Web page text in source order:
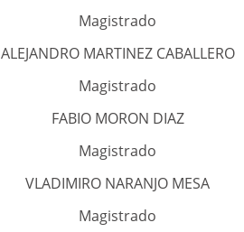
Magistrado
ALEJANDRO MARTINEZ CABALLERO
Magistrado
FABIO MORON DIAZ
Magistrado
VLADIMIRO NARANJO MESA
Magistrado